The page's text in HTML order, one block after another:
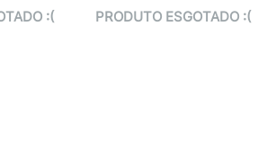
:( PRODUTO ESGOTADO :(